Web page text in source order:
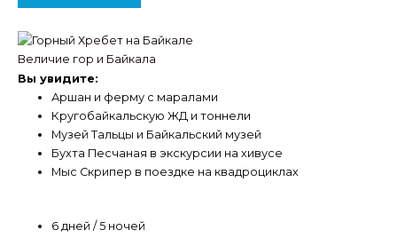
Величие гор и Байкала
Вы увидите:
Аршан и ферму с маралами
Кругобайкальскую ЖД и тоннели
Музей Тальцы и Байкальский музей
Бухта Песчаная в экскурсии на хивусе
Мыс Скрипер в поездке на квадроциклах
6 дней / 5 ночей